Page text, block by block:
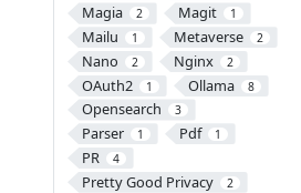
Magia 2 Magit 1
Mailu 1 Metaverse 2
Nano 2 Nginx 2
OAuth2 1 Ollama 8
Opensearch 3
Parser 1 Pdf 1
PR 4
Pretty Good Privacy 2